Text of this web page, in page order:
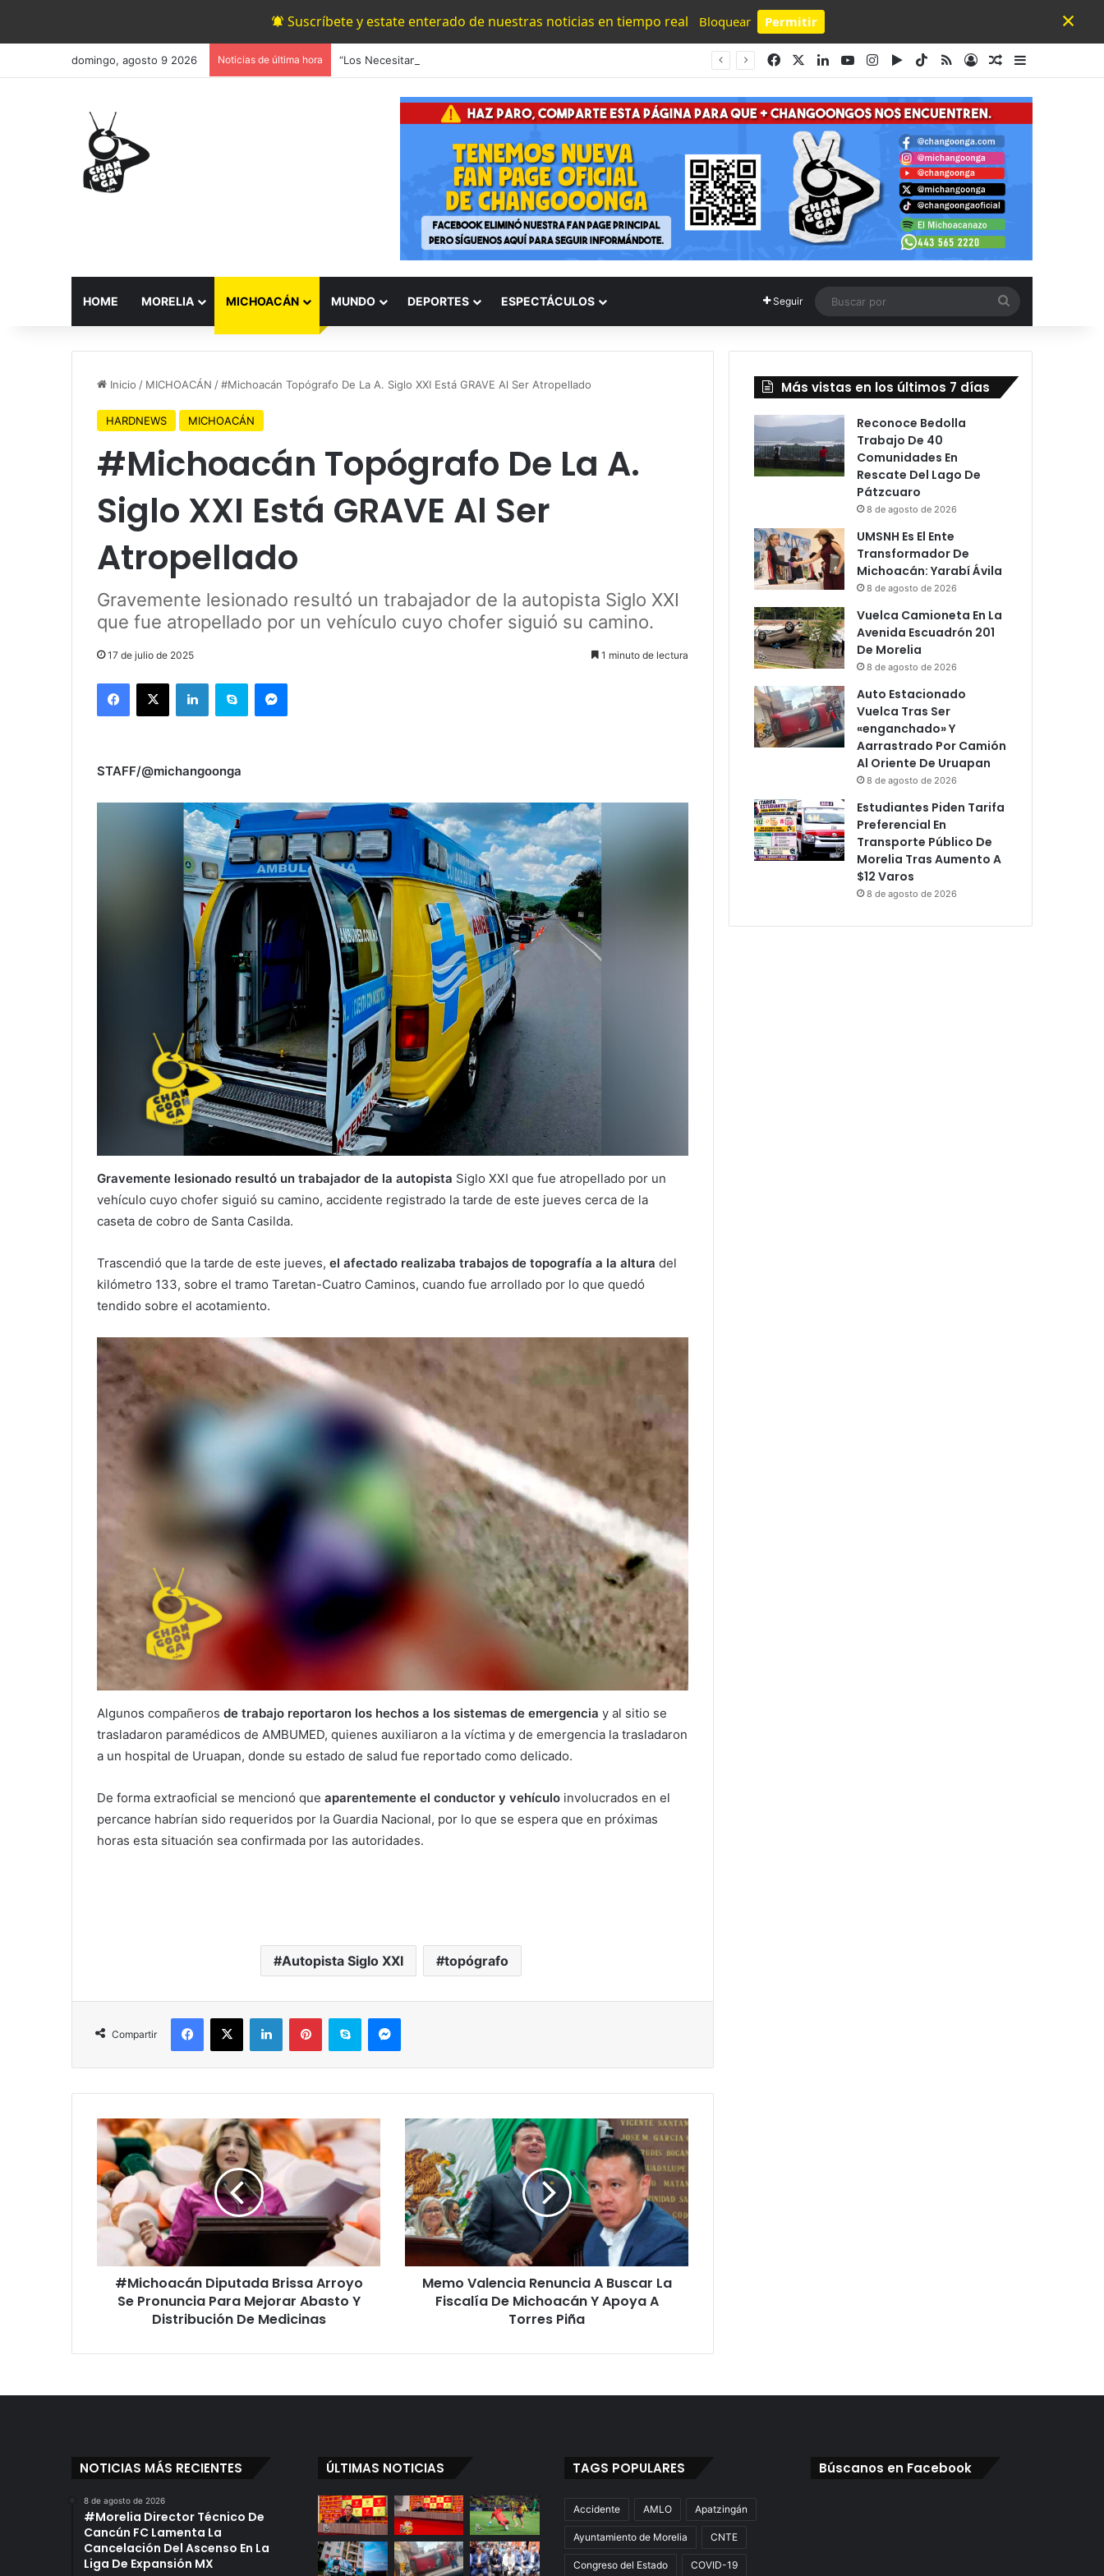
Suscríbete y estate enterado de nuestras noticias en tiempo real Bloquear Permitir
Powered by SendPulse
×
domingo, agosto 9 2026 Noticias de última hora FacebookLinkedInYouTubeInstagram
Google Play
TikTok
RSSAccesoPublicación al
Barra lateral
HOME MORELIA MICHOACÁN MUNDO DEPORTES ESPECTÁCULOS Seguir
por
Inicio / MICHOACÁN /#Michoacán Topógrafo De La A. Siglo XXI Está GRAVE Al Ser Atropellado
HARDNEWS MICHOACÁN
#Michoacán Topógrafo De La A.
Siglo XXI Está GRAVE Al Ser
Atropellado
Gravemente lesionado resultó un trabajador de la autopista Siglo XXI
que fue atropellado por un vehículo cuyo chofer siguió su camino.
17 de julio de 2025 1 minuto de lectura
Facebook
X LinkedInSkype Messenger
STAFF/@michangoonga
Gravemente lesionado resultó un trabajador de la autopista Siglo XXI que fue atropellado por un
vehículo cuyo chofer siguió su camino, accidente registrado la tarde de este jueves cerca de la
caseta de cobro de Santa Casilda.
Trascendió que la tarde de este jueves, el afectado realizaba trabajos de topografía a la altura del
kilómetro 133, sobre el tramo Taretan-Cuatro Caminos, cuando fue arrollado por lo que quedó
tendido sobre el acotamiento.
Algunos compañeros de trabajo reportaron los hechos a los sistemas de emergencia y al sitio se
trasladaron paramédicos de AMBUMED, quienes auxiliaron a la víctima y de emergencia la trasladaron
a un hospital de Uruapan, donde su estado de salud fue reportado como delicado.
De forma extraoficial se mencionó que aparentemente el conductor y vehículo involucrados en el
percance habrían sido requeridos por la Guardia Nacional, por lo que se espera que en próximas
horas esta situación sea confirmada por las autoridades.
Autopista Siglo XXI topógrafo
Compartir
Facebook
X LinkedInPinterestSkype Messenger
#Michoacán
Diputada
Brissa
Arroyo
Se
Pronuncia
Para
Mejorar
Abasto
Distribución
#Michoacán Diputada Brissa Arroyo
Se Pronuncia Para Mejorar Abasto Y
Distribución De Medicinas
Memo
Valencia
Renuncia
A
Buscar
La
Fiscalía
De
Michoacán
Memo Valencia Renuncia A Buscar La
Fiscalía De Michoacán Y Apoya A
Torres Piña
Más vistas en los últimos 7 días
Reconoce Bedolla
Trabajo De 40
Comunidades En
Rescate Del Lago De
Pátzcuaro
8 de agosto de 2026
UMSNH Es El Ente
Transformador De
Michoacán: Yarabí Ávila
8 de agosto de 2026
Vuelca Camioneta En La
Avenida Escuadrón 201
De Morelia
8 de agosto de 2026
Auto Estacionado
Vuelca Tras Ser
«enganchado» Y
Aarrastrado Por Camión
Al Oriente De Uruapan
8 de agosto de 2026
Estudiantes Piden Tarifa
Preferencial En
Transporte Público De
Morelia Tras Aumento A
$12 Varos
8 de agosto de 2026
NOTICIAS MÁS RECIENTES
8 de agosto de 2026
#Morelia Director Técnico De
Cancún FC Lamenta La
Cancelación Del Ascenso En La
Liga De Expansión MX
ÚLTIMAS NOTICIAS TAGS POPULARES
Accidente AMLO Apatzingán
Ayuntamiento de Morelia CNTE
Congreso del Estado COVID-19
Búscanos en Facebook